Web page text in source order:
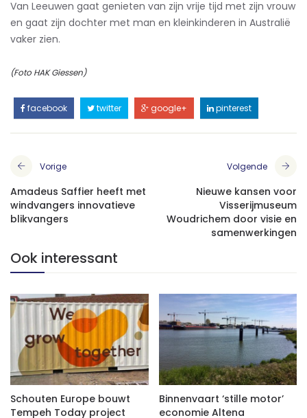
Van Leeuwen gaat genieten van zijn vrije tijd met zijn vrouw
en gaat zijn dochter met man en kleinkinderen in Australië
vaker zien.
(Foto HAK Giessen)
facebook twitter google+ pinterest
Vorige
Amadeus Saffier heeft met
windvangers innovatieve
blikvangers
Volgende
Nieuwe kansen voor
Visserijmuseum
Woudrichem door visie en
samenwerkingen
Ook interessant
Schouten Europe bouwt
Tempeh Today project
Binnenvaart ‘stille motor’
economie Altena